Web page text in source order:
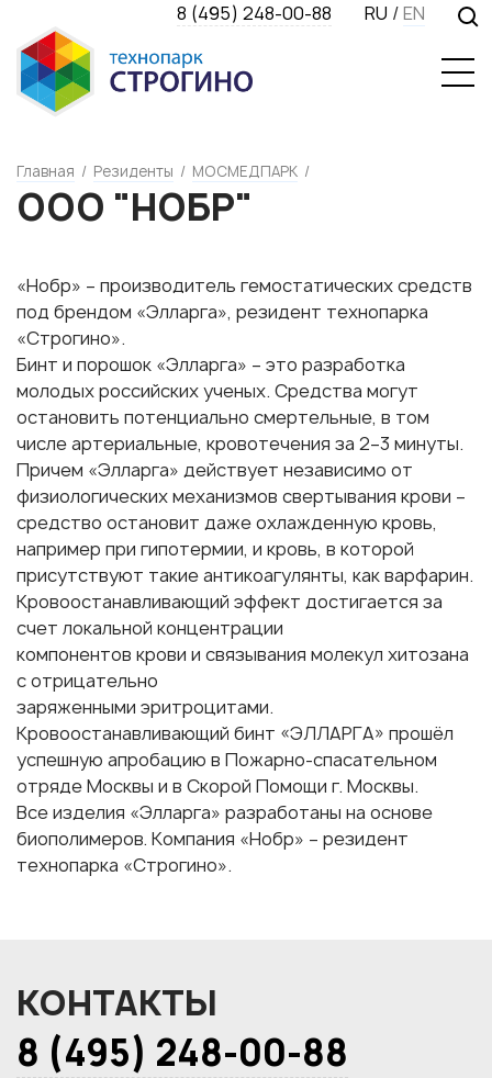
8 (495) 248-00-88 RU /EN
Главная / Резиденты / МОСМЕДПАРК /
ООО "НОБР"
«Нобр» – производитель гемостатических средств
под брендом «Элларга», резидент технопарка
«Строгино».
Бинт и порошок «Элларга» – это разработка
молодых российских ученых. Средства могут
остановить потенциально смертельные, в том
числе артериальные, кровотечения за 2–3 минуты.
Причем «Элларга» действует независимо от
физиологических механизмов свертывания крови –
средство остановит даже охлажденную кровь,
например при гипотермии, и кровь, в которой
присутствуют такие антикоагулянты, как варфарин.
Кровоостанавливающий эффект достигается за
счет локальной концентрации
компонентов крови и связывания молекул хитозана
с отрицательно
заряженными эритроцитами.
Кровоостанавливающий бинт «ЭЛЛАРГА» прошёл
успешную апробацию в Пожарно-спасательном
отряде Москвы и в Скорой Помощи г. Москвы.
Все изделия «Элларга» разработаны на основе
биополимеров. Компания «Нобр» – резидент
технопарка «Строгино».
КОНТАКТЫ
8 (495) 248-00-88